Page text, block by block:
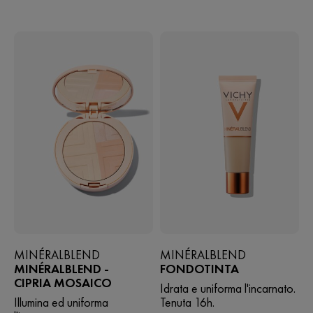
MINÉRALBLEND
MINÉRALBLEND -
CIPRIA MOSAICO
Illumina ed uniforma
MINÉRALBLEND
FONDOTINTA
Idrata e uniforma l'incarnato.
Tenuta 16h.